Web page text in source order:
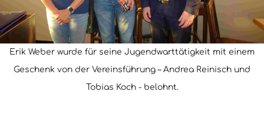
Erik Weber wurde für seine Jugendwarttätigkeit mit einem
Geschenk von der Vereinsführung – Andrea Reinisch und
Tobias Koch - belohnt.